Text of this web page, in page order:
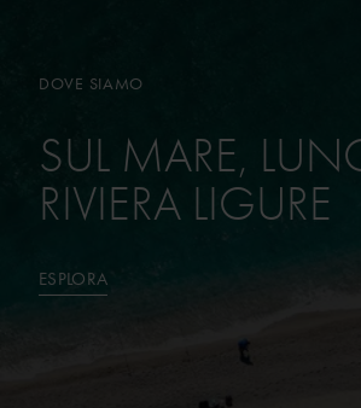
DOVE SIAMO
DOVE SIAMO
SUL MARE,
RIVIERA LIGURE
SUL MARE,
RIVIERA LIGURE
ESPLORA